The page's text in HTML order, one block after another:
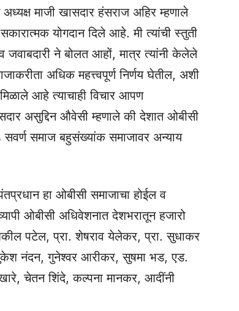
अध्यक्ष माजी खासदार हंसराज अहिर म्हणाले
योगदान दिले आहे. मी त्यांची स्तुती
ने बोलत आहों, मात्र त्यांनी केलेले
अधिक महत्त्वपूर्ण निर्णय घेतील, अशी
आहे त्याचाही विचार आपण
असुद्दिन औवेसी म्हणाले की देशात ओबीसी
समाज बहुसंख्यांक समाजावर अन्याय
हा ओबीसी समाजाचा होईल व
ओबीसी अधिवेशनात देशभरातून हजारो
पटेल, प्रा. शेषराव येलेकर, प्रा. सुधाकर
नंदन, गुनेश्वर आरीकर, सुषमा भड, एड.
चेतन शिंदे, कल्पना मानकर, आदींनी